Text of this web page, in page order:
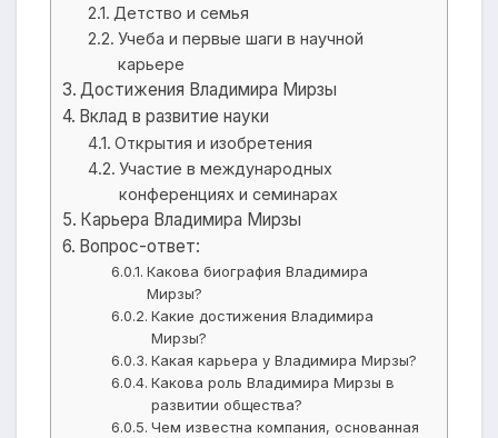
Детство и семья
Учеба и первые шаги в научной
карьере
Достижения Владимира Мирзы
Вклад в развитие науки
Открытия и изобретения
Участие в международных
конференциях и семинарах
Карьера Владимира Мирзы
Вопрос-ответ:
Какова биография Владимира
Мирзы?
Какие достижения Владимира
Мирзы?
Какая карьера у Владимира Мирзы?
Какова роль Владимира Мирзы в
развитии общества?
Чем известна компания, основанная